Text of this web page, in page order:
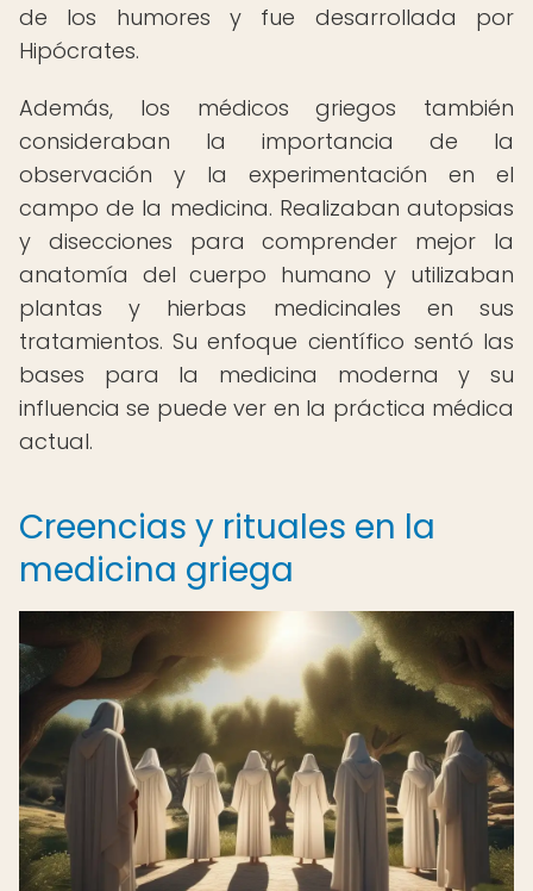
de los humores y fue desarrollada por
Hipócrates.
Además, los médicos griegos también
consideraban la importancia de la
observación y la experimentación en el
campo de la medicina. Realizaban autopsias
y disecciones para comprender mejor la
anatomía del cuerpo humano y utilizaban
plantas y hierbas medicinales en sus
tratamientos. Su enfoque científico sentó las
bases para la medicina moderna y su
influencia se puede ver en la práctica médica
actual.
Creencias y rituales en la
medicina griega